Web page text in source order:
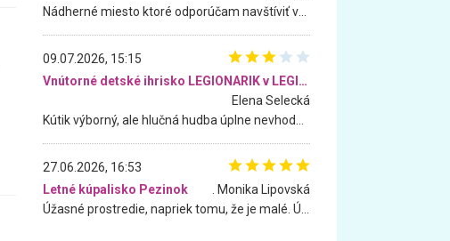
09.07.2026, 15:15
Vnútorné detské ihrisko LEGIONARIK v LEGIA Fitness
Elena Selecká
27.06.2026, 16:53
Letné kúpalisko Pezinok
. Monika Lipovská